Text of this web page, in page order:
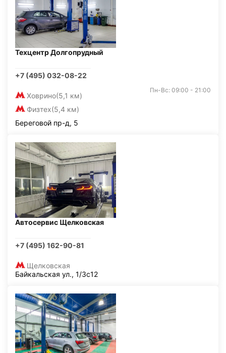
Техцентр Долгопрудный
+7 (495) 032-08-22
Ховрино(5,1 км)
Физтех(5,4 км)
Пн-Вс: 09:00 - 21:00
Береговой пр-д, 5
Автосервис Щелковская
+7 (495) 162-90-81
Щелковская
Байкальская ул., 1/3с12